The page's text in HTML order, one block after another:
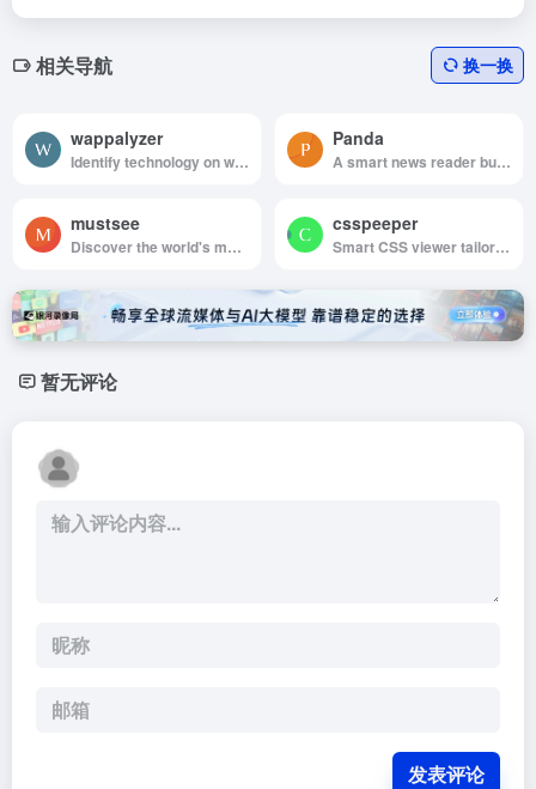
相关导航 换一换
wappalyzer
Identify technology on websites
Panda
A smart news reader built for productivity.
mustsee
Discover the world's most beautiful places at every opened tab.
csspeeper
Smart CSS viewer tailored for Designers.
暂无评论
发表评论